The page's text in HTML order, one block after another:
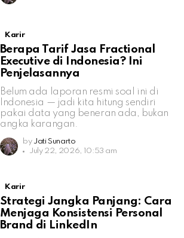
Karir
Berapa Tarif Jasa Fractional
Executive di Indonesia? Ini
Penjelasannya
Belum ada laporan resmi soal ini di
Indonesia — jadi kita hitung sendiri
pakai data yang beneran ada, bukan
angka karangan.
by Jati Sunarto
July 22, 2026, 10:53 am
Karir
Strategi Jangka Panjang: Cara
Menjaga Konsistensi Personal
Brand di LinkedIn